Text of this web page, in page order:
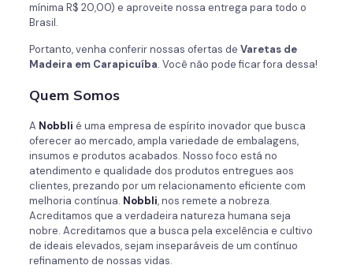
mínima R$ 20,00) e aproveite nossa entrega para todo o
Brasil.
Portanto, venha conferir nossas ofertas de Varetas de
Madeira em Carapicuíba. Você não pode ficar fora dessa!
Quem Somos
A Nobbli é uma empresa de espírito inovador que busca
oferecer ao mercado, ampla variedade de embalagens,
insumos e produtos acabados. Nosso foco está no
atendimento e qualidade dos produtos entregues aos
clientes, prezando por um relacionamento eficiente com
melhoria contínua. Nobbli, nos remete a nobreza.
Acreditamos que a verdadeira natureza humana seja
nobre. Acreditamos que a busca pela excelência e cultivo
de ideais elevados, sejam inseparáveis de um contínuo
refinamento de nossas vidas.